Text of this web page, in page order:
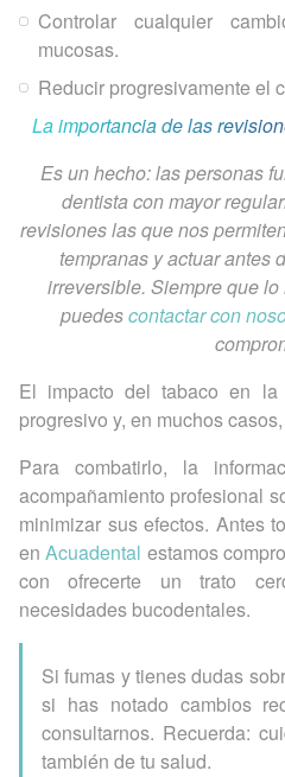
Controlar cualquier
mucosas.
Reducir progresivamente el
La importancia de las
Es un hecho: las personas
dentista con mayor
revisiones las que nos
tempranas y actuar antes
irreversible. Siempre que
puedescontactar con
El impacto del tabaco en
progresivo y, en muchos
Para combatirlo, la
acompañamiento profesional
minimizar sus efectos. Antes
enAcuadental estamos
con ofrecerte un trato
necesidades bucodentales.
Si fumas y tienes dudas
si has notado cambios
consultarnos. Recuerda:
también de tu salud.